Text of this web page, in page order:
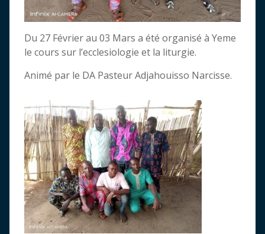
Du 27 Février au 03 Mars a été organisé à Yeme
le cours sur l’ecclesiologie et la liturgie.
Animé par le DA Pasteur Adjahouisso Narcisse.